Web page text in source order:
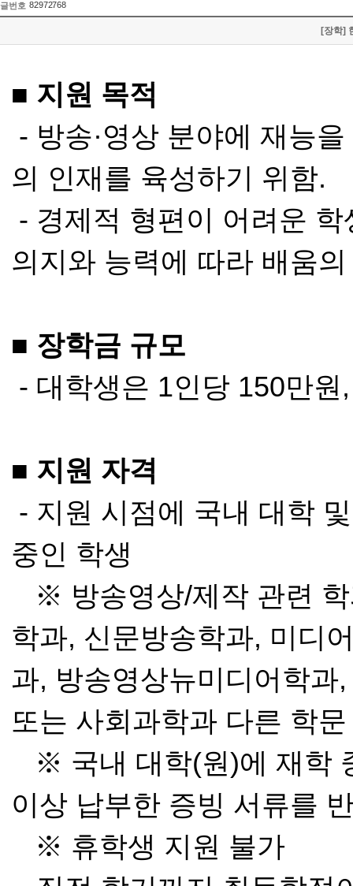
글번호 82972768
[장학]
■ 지원 목적
- 방송·영상 분야에 재능
의 인재를 육성하기 위함.
- 경제적 형편이 어려운
의지와 능력에 따라 배움
■ 장학금 규모
- 대학생은 1인당 150만
■ 지원 자격
- 지원 시점에 국내 대학
중인 학생
※ 방송영상/제작 관련 학
학과, 신문방송학과, 미디
과, 방송영상뉴미디어학
또는 사회과학과 다른 학
※ 국내 대학(원)에 재학
이상 납부한 증빙 서류를
※ 휴학생 지원 불가